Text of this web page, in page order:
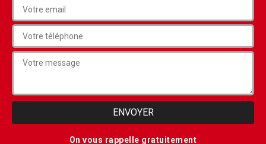
On vous rappelle gratuitement